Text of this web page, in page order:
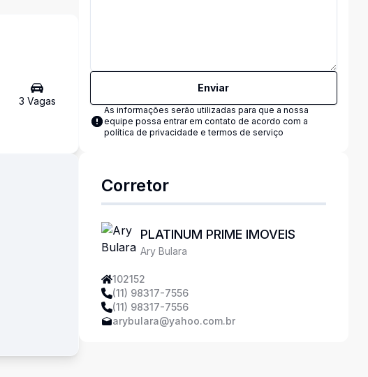
3 Vagas
Enviar
As informações serão utilizadas para que a nossa
equipe possa entrar em contato de acordo com a
política de privacidade e termos de serviço
Corretor
PLATINUM PRIME IMOVEIS
Ary Bulara
102152
(11) 98317-7556
(11) 98317-7556
arybulara@yahoo.com.br